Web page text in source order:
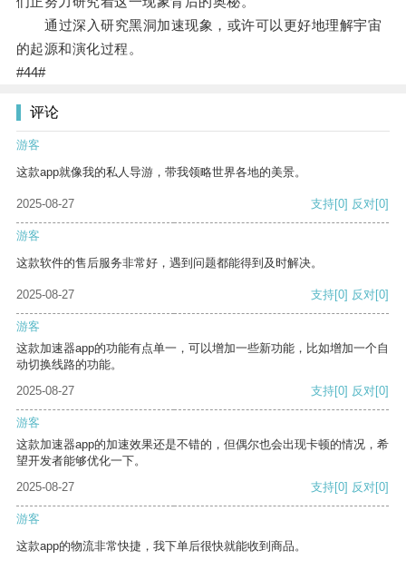
通过深入研究黑洞加速现象，或许可以更好地理解宇宙
的起源和演化过程。
#44#
评论
游客
这款app就像我的私人导游，带我领略世界各地的美景。
2025-08-27 支持[0] 反对[0]
游客
这款软件的售后服务非常好，遇到问题都能得到及时解决。
2025-08-27 支持[0] 反对[0]
游客
这款加速器app的功能有点单一，可以增加一些新功能，比如增加一个自
动切换线路的功能。
2025-08-27
支持[0] 反对[0]
游客
这款加速器app的加速效果还是不错的，但偶尔也会出现卡顿的情况，希
望开发者能够优化一下。
2025-08-27
支持[0] 反对[0]
游客
这款app的物流非常快捷，我下单后很快就能收到商品。